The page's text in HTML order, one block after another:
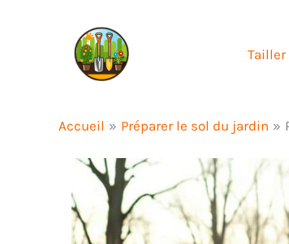
Tailler
Accueil Préparer le sol du jardin